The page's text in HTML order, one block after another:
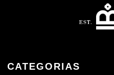
CATEGORIAS